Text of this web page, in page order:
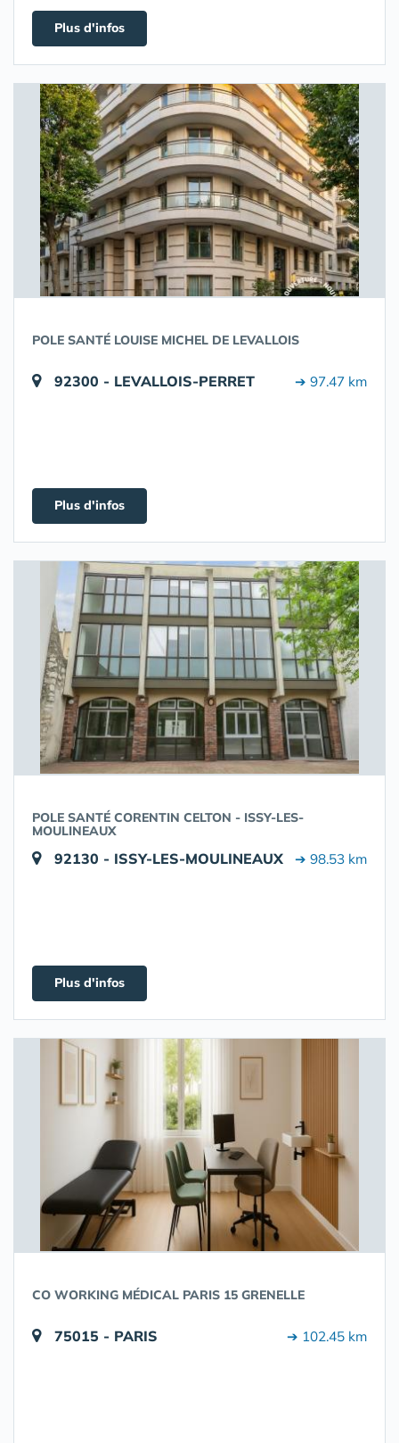
Plus d'infos
POLE SANTÉ LOUISE MICHEL DE LEVALLOIS
92300 - LEVALLOIS-PERRET ➔ 97.47 km
Plus d'infos
POLE SANTÉ CORENTIN CELTON - ISSY-LES-
MOULINEAUX
92130 - ISSY-LES-MOULINEAUX ➔ 98.53 km
Plus d'infos
CO WORKING MÉDICAL PARIS 15 GRENELLE
75015 - PARIS ➔ 102.45 km